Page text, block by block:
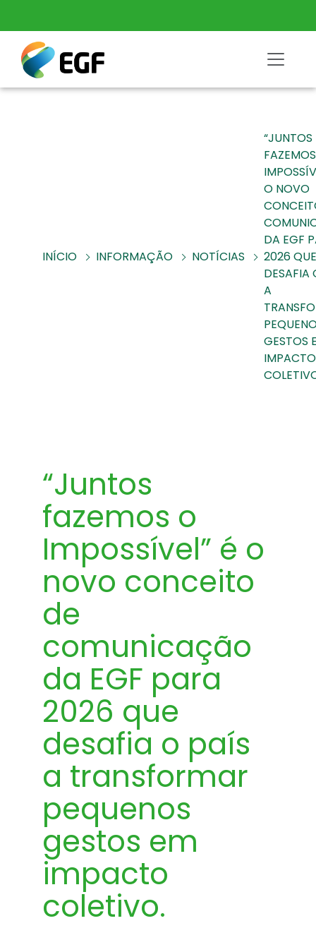
INÍCIO INFORMAÇÃO NOTÍCIAS
“JUNTOS
O NOVO
DA EGF
2026 QUE
DESAFIA
A
GESTOS
IMPACTO
“Juntos
fazemos o
Impossível” é o
novo conceito
de
comunicação
da EGF para
2026 que
desafia o país
a transformar
pequenos
gestos em
impacto
coletivo.